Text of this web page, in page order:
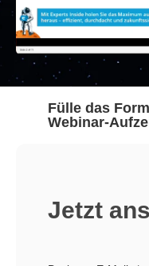
Fülle das
Webinar-
Jetzt